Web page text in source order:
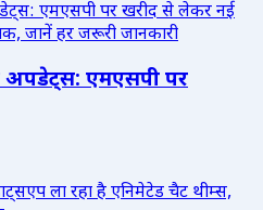
अपडेट्स: एमएसपी पर